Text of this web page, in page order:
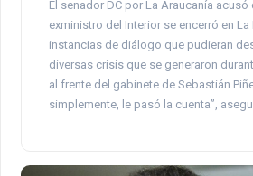
El senador DC por La Araucanía acusó
exministro del Interior se encerró en
instancias de diálogo que pudieran
diversas crisis que se generaron
al frente del gabinete de Sebastián
simplemente, le pasó la cuenta”,